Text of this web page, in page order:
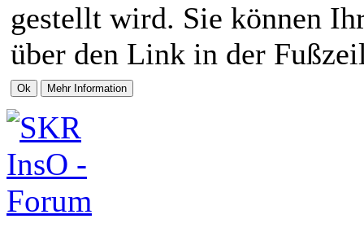
gestellt wird. Sie können
über den Link in der